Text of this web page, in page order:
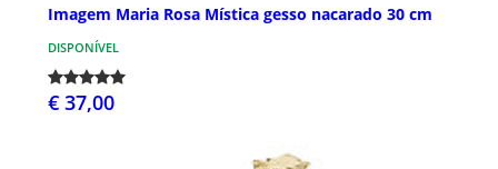
Imagem Maria Rosa Mística gesso nacarado 30 cm
DISPONÍVEL
€ 37,00